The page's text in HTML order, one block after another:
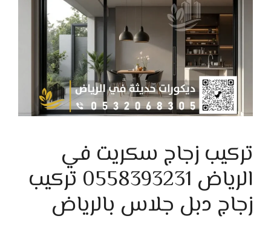
تركيب زجاج سكريت في
الرياض 0558393231 تركيب
زجاج دبل جلاس بالرياض